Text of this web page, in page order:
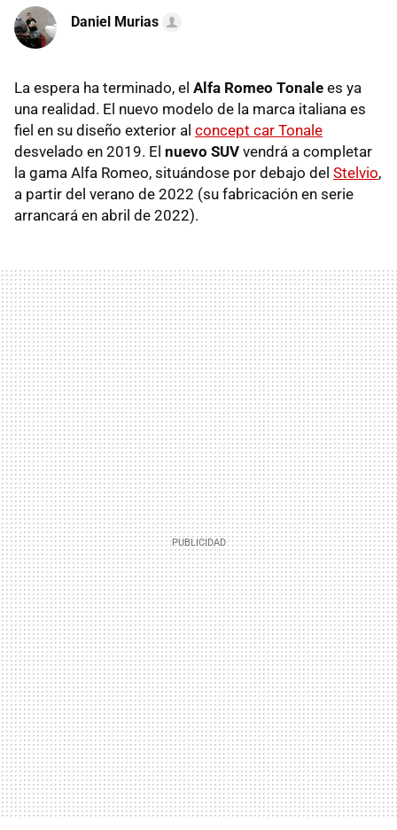
Daniel Murias
La espera ha terminado, el Alfa Romeo Tonale es ya
una realidad. El nuevo modelo de la marca italiana es
fiel en su diseño exterior al concept car Tonale
desvelado en 2019. El nuevo SUV vendrá a completar
la gama Alfa Romeo, situándose por debajo del Stelvio,
a partir del verano de 2022 (su fabricación en serie
arrancará en abril de 2022).